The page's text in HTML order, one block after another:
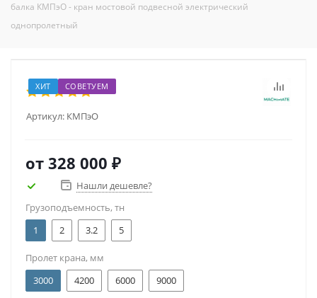
балка КМПэО - кран мостовой подвесной электрический
однопролетный
ХИТ СОВЕТУЕМ
Артикул: КМПэО
от 328 000 ₽
Нашли дешевле?
Грузоподъемность, тн
1
2 3.2 5
Пролет крана, мм
3000
4200 6000 9000